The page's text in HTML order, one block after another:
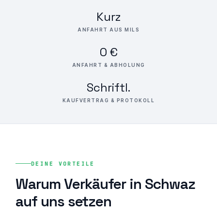
Kurz
ANFAHRT AUS MILS
0 €
ANFAHRT & ABHOLUNG
Schriftl.
KAUFVERTRAG & PROTOKOLL
DEINE VORTEILE
Warum Verkäufer in Schwaz
auf uns setzen